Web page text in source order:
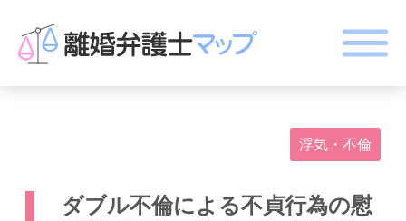
浮気・不倫
ダブル不倫による不貞行為の慰